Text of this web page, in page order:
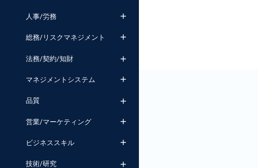
人事/労務
総務/リスクマネジメント
法務/契約/知財
マネジメントシステム
品質
営業/マーケティング
ビジネススキル
技術/研究